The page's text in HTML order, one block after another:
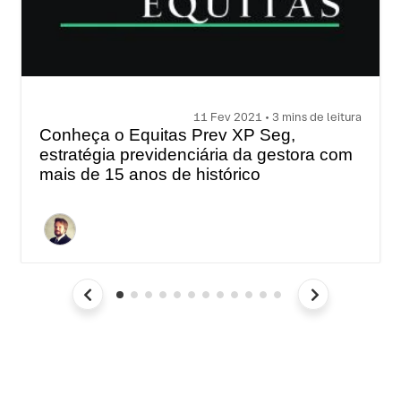
11 Fev 2021 • 3 mins de leitura
Conheça o Equitas Prev XP Seg,
estratégia previdenciária da gestora com
mais de 15 anos de histórico